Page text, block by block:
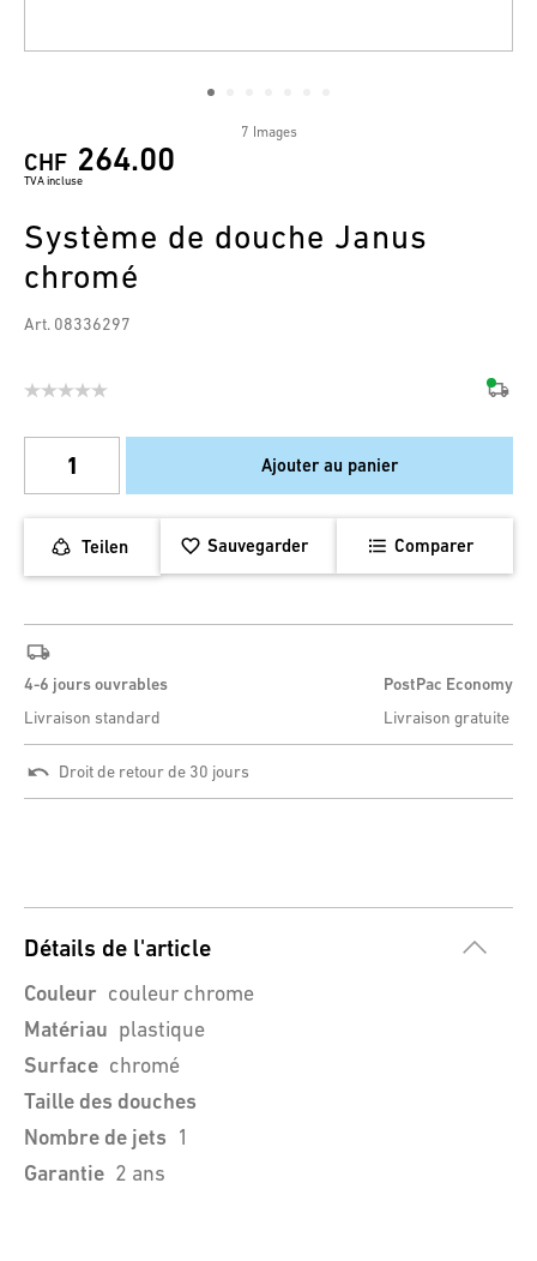
7 Images
CHF 264.00
TVA incluse
Système de douche Janus
chromé
Art. 08336297
Ajouter au panier
Teilen Sauvegarder Comparer
4-6 jours ouvrables
Livraison standard
PostPac Economy
Livraison gratuite
Droit de retour de 30 jours
Détails de l'article
Couleur couleur chrome
Matériau plastique
Surface chromé
Taille des douches
Nombre de jets 1
Garantie 2 ans